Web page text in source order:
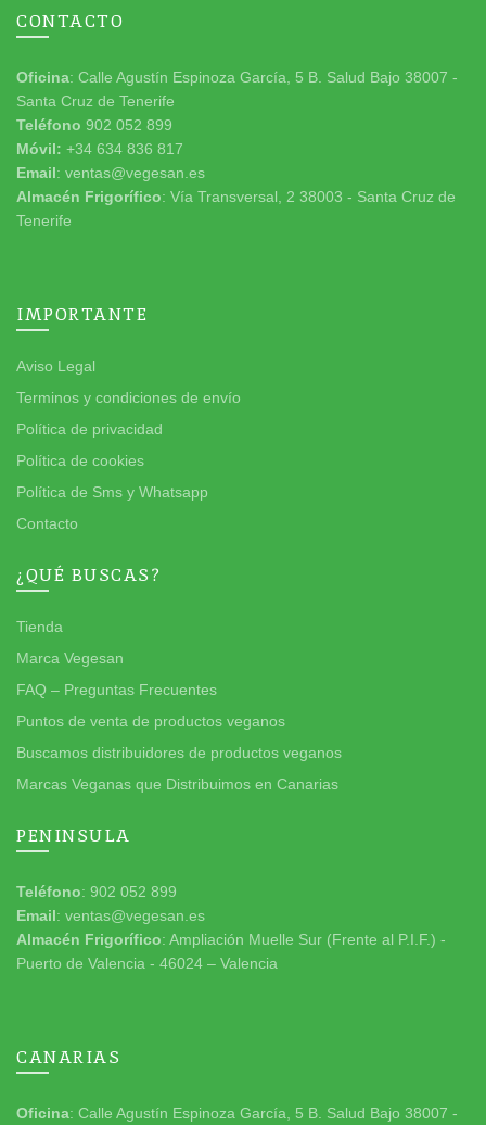
CONTACTO
Oficina: Calle Agustín Espinoza García, 5 B. Salud Bajo 38007 -
Santa Cruz de Tenerife
Teléfono 902 052 899
Móvil: +34 634 836 817
Email: ventas@vegesan.es
Almacén Frigorífico: Vía Transversal, 2 38003 - Santa Cruz de
Tenerife
IMPORTANTE
Aviso Legal
Terminos y condiciones de envío
Política de privacidad
Política de cookies
Política de Sms y Whatsapp
Contacto
¿QUÉ BUSCAS?
Tienda
Marca Vegesan
FAQ – Preguntas Frecuentes
Puntos de venta de productos veganos
Buscamos distribuidores de productos veganos
Marcas Veganas que Distribuimos en Canarias
PENINSULA
Teléfono: 902 052 899
Email: ventas@vegesan.es
Almacén Frigorífico: Ampliación Muelle Sur (Frente al P.I.F.) -
Puerto de Valencia - 46024 – Valencia
CANARIAS
Oficina: Calle Agustín Espinoza García, 5 B. Salud Bajo 38007 -